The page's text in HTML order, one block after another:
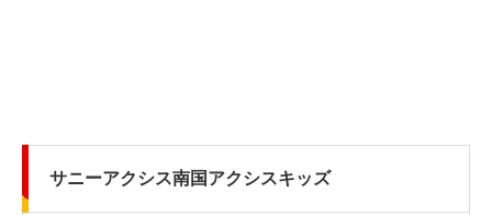
サニーアクシス南国アクシスキッズ